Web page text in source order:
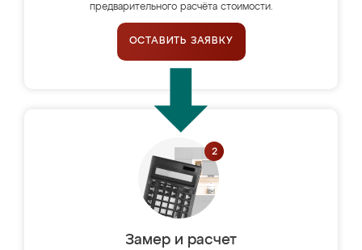
предварительного расчёта стоимости.
ОСТАВИТЬ ЗАЯВКУ
Замер и расчет